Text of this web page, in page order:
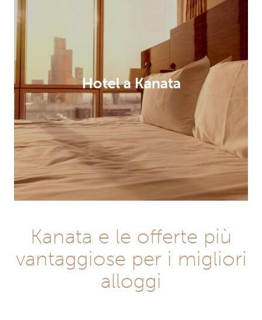
Hotel a Kanata
Kanata e le offerte più
vantaggiose per i migliori
alloggi